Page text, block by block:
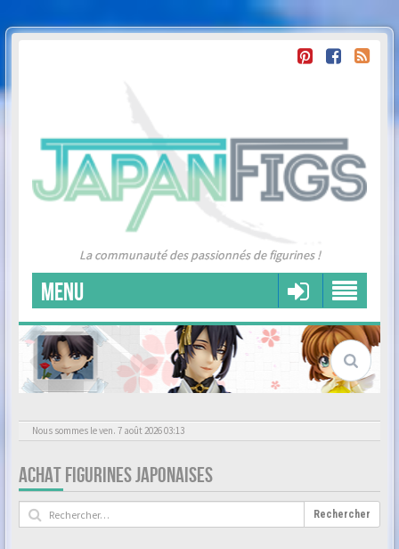
La communauté des passionnés de figurines !
MENU
Nous sommes le ven. 7 août 2026 03:13
ACHAT FIGURINES JAPONAISES
Rechercher